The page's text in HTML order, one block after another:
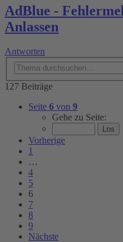
AdBlue -
Anlassen
Antworten
127 Beiträge
Seite 6 von 9
Gehe zu Seite:
Vorherige
1
…
4
5
6
7
8
9
Nächste